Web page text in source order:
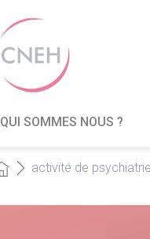
QUI SOMMES NOUS ?
activité de psychiatrie